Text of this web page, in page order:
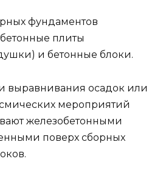
фундаментов
плиты
и бетонные блоки.
выравнивания осадок или
мероприятий
железобетонными
поверх сборных